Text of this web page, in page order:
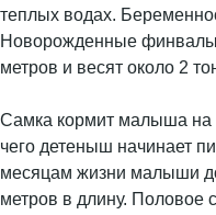
теплых водах.
Новорожденные финвалы
метров и весят около 2
Самка кормит малыша на
чего детеныш начинает
месяцам жизни малыши
метров в длину. Половое